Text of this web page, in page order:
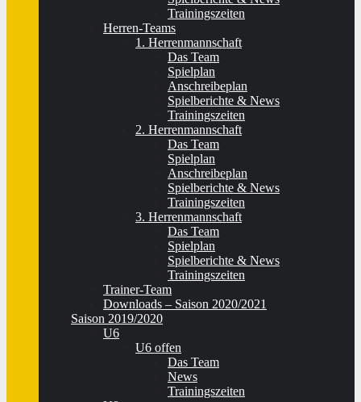
Trainingszeiten
Herren-Teams
1. Herrenmannschaft
Das Team
Spielplan
Anschreibeplan
Spielberichte & News
Trainingszeiten
2. Herrenmannschaft
Das Team
Spielplan
Anschreibeplan
Spielberichte & News
Trainingszeiten
3. Herrenmannschaft
Das Team
Spielplan
Spielberichte & News
Trainingszeiten
Trainer-Team
Downloads – Saison 2020/2021
Saison 2019/2020
U6
U6 offen
Das Team
News
Trainingszeiten